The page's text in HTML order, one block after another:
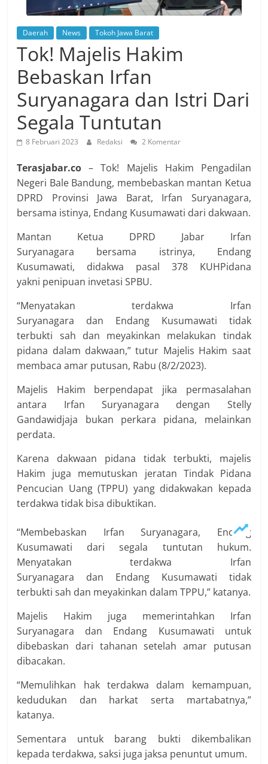
Daerah News Tokoh Jawa Barat
Tok! Majelis Hakim
Bebaskan Irfan
Suryanagara dan Istri Dari
Segala Tuntutan
8 Februari 2023 Redaksi 2 Komentar
Terasjabar.co– Tok! Majelis Hakim Pengadilan
Negeri Bale Bandung, membebaskan mantan Ketua
DPRD Provinsi Jawa Barat, Irfan Suryanagara,
bersama istinya, Endang Kusumawati dari dakwaan.
Mantan Ketua DPRD Jabar Irfan
Suryanagara bersama istrinya, Endang
Kusumawati, didakwa pasal 378 KUHPidana
yakni penipuan invetasi SPBU.
“Menyatakan terdakwa Irfan
Suryanagara dan Endang Kusumawati tidak
terbukti sah dan meyakinkan melakukan tindak
pidana dalam dakwaan,” tutur Majelis Hakim saat
membaca amar putusan, Rabu (8/2/2023).
Majelis Hakim berpendapat jika permasalahan
antara Irfan Suryanagara dengan Stelly
Gandawidjaja bukan perkara pidana, melainkan
perdata.
Karena dakwaan pidana tidak terbukti, majelis
Hakim juga memutuskan jeratan Tindak Pidana
Pencucian Uang (TPPU) yang didakwakan kepada
terdakwa tidak bisa dibuktikan.
“Membebaskan Irfan Suryanagara, Endang
Kusumawati dari segala tuntutan hukum.
Menyatakan terdakwa Irfan
Suryanagara dan Endang Kusumawati tidak
terbukti sah dan meyakinkan dalam TPPU,” katanya.
Majelis Hakim juga memerintahkan Irfan
Suryanagara dan Endang Kusumawati untuk
dibebaskan dari tahanan setelah amar putusan
dibacakan.
“Memulihkan hak terdakwa dalam kemampuan,
kedudukan dan harkat serta martabatnya,”
katanya.
Sementara untuk barang bukti dikembalikan
kepada terdakwa, saksi juga jaksa penuntut umum.